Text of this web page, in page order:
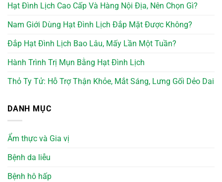
Hạt Đình Lịch Cao Cấp Và Hàng Nội Địa, Nên Chọn Gì?
Nam Giới Dùng Hạt Đình Lịch Đắp Mặt Được Không?
Đắp Hạt Đình Lịch Bao Lâu, Mấy Lần Một Tuần?
Hành Trình Trị Mụn Bằng Hạt Đình Lịch
Thỏ Ty Tử: Hỗ Trợ Thận Khỏe, Mắt Sáng, Lưng Gối Dẻo Dai
DANH MỤC
Ẩm thực và Gia vị
Bệnh da liễu
Bệnh hô hấp